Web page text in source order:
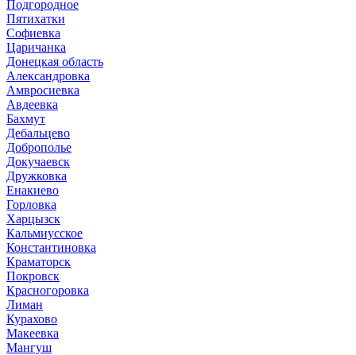
Подгородное
Пятихатки
Софиевка
Царичанка
Донецкая область
Александровка
Амвросиевка
Авдеевка
Бахмут
Дебальцево
Доброполье
Докучаевск
Дружковка
Енакиево
Горловка
Харцызск
Кальмиусское
Константиновка
Краматорск
Покровск
Красногоровка
Лиман
Курахово
Макеевка
Мангуш